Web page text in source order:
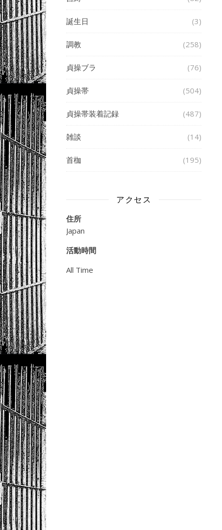
誕生日 (3)
調教 (258)
貞操ブラ (76)
貞操帯 (504)
貞操帯装着記録 (487)
雑談 (14)
首枷 (195)
アクセス
住所
Japan
活動時間
All Time